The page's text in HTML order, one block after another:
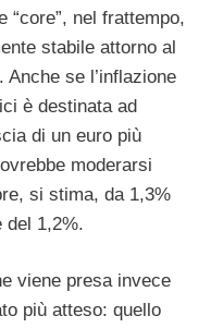
“core”, nel frattempo,
stabile attorno al
se l’inflazione
è destinata ad
di un euro più
moderarsi
si stima, da 1,3%
del 1,2%.
viene presa invece
più atteso: quello